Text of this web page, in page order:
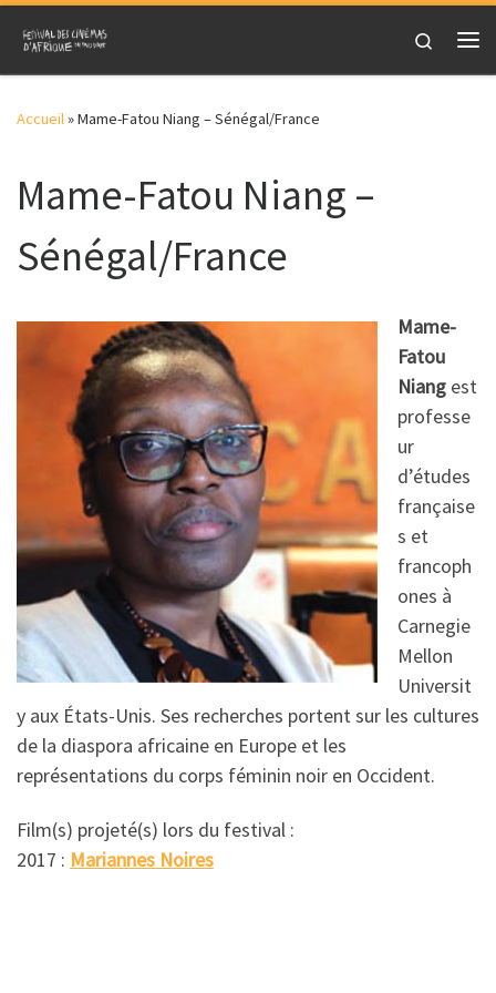
Skip to content
Search
Accueil»Mame-Fatou Niang – Sénégal/France
Mame-Fatou Niang –
Sénégal/France
Mame-
Fatou
Niang est
professe
ur
d’études
française
s et
francoph
ones à
Carnegie
Mellon
Universit
y aux États-Unis. Ses recherches portent sur les cultures
de la diaspora africaine en Europe et les
représentations du corps féminin noir en Occident.
Film(s) projeté(s) lors du festival :
2017 : Mariannes Noires